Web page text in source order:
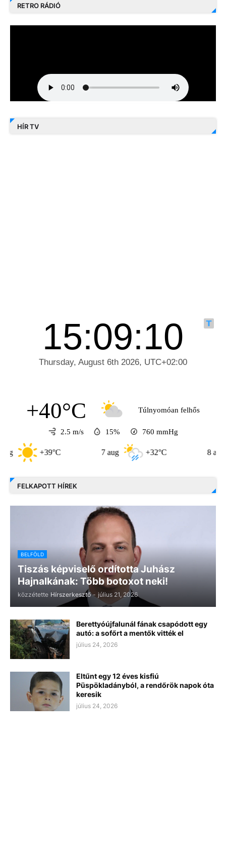
RETRO RÁDIÓ
HÍR TV
+40°C Túlnyomóan felhős
2.5 m/s 15% 760 mmHg
7 aug +32°C 8 aug +31°C
FELKAPOTT HÍREK
BELFÖLD
Tiszás képviselő ordította Juhász
Hajnalkának: Több botoxot neki!
közzétette Hírszerkesztő - július 21, 2026
Berettyóújfalunál fának csapódott egy
autó: a sofőrt a mentők vitték el
július 24, 2026
Eltűnt egy 12 éves kisfiú
Püspökladányból, a rendőrök napok óta
keresik
július 24, 2026